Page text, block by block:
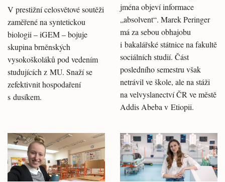
V prestižní celosvětové soutěži
zaměřené na syntetickou
biologii – iGEM – bojuje
skupina brněnských
vysokoškoláků pod vedením
studujících z MU. Snaží se
zefektivnit hospodaření
s dusíkem.
jména objeví informace
„absolvent“. Marek Peringer
má za sebou obhajobu
i bakalářské státnice na fakultě
sociálních studií. Část
posledního semestru však
netrávil ve škole, ale na stáži
na velvyslanectví ČR ve městě
Addis Abeba v Etiopii.